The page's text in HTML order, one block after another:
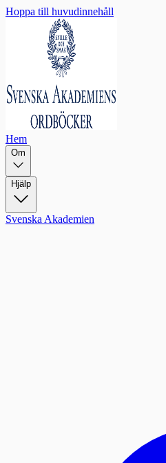
Hoppa till huvudinnehåll
Hem
Om
Hjälp
Svenska Akademien